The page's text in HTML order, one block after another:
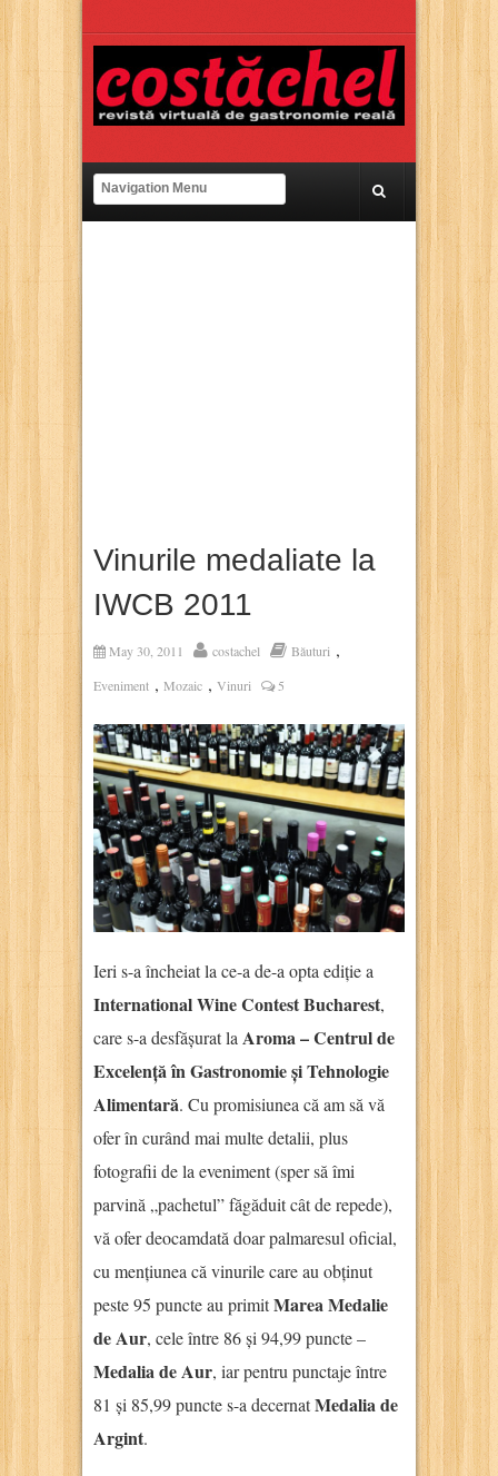
Vinurile medaliate la
IWCB 2011
May 30, 2011 costachel Băuturi ,
Eveniment , Mozaic , Vinuri 5
Ieri s-a încheiat la ce-a de-a opta ediție a
International Wine Contest Bucharest,
care s-a desfășurat la Aroma – Centrul de
Excelență în Gastronomie și Tehnologie
Alimentară. Cu promisiunea că am să vă
ofer în curând mai multe detalii, plus
fotografii de la eveniment (sper să îmi
parvină „pachetul” făgăduit cât de repede),
vă ofer deocamdată doar palmaresul oficial,
cu mențiunea că vinurile care au obținut
peste 95 puncte au primitMarea Medalie
de Aur, cele între 86 și 94,99 puncte –
Medalia de Aur, iar pentru punctaje între
81 și 85,99 puncte s-a decernatMedalia de
Argint.